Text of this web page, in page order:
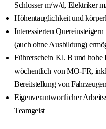
Schlosser m/w/d, Elektriker
Höhentauglichkeit und
Interessierten
(auch ohne Ausbildung)
Führerschein Kl. B und hohe
wöchentlich von MO-FR,
Bereitstellung von
Eigenverantwortlicher
Teamgeist